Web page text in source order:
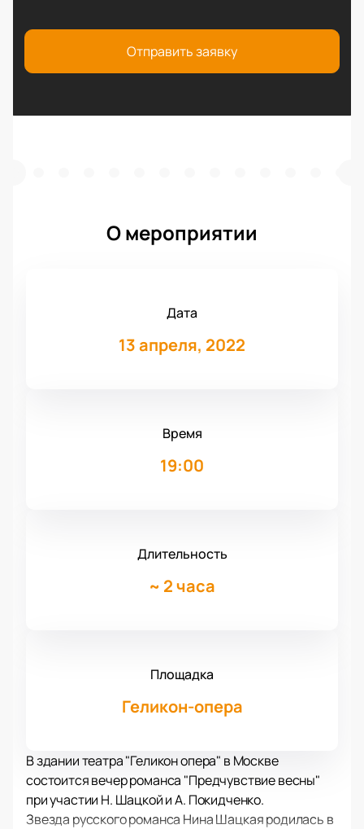
Отправить заявку
О мероприятии
Дата
13 апреля, 2022
Время
19:00
Длительность
~ 2 часа
Площадка
Геликон-опера
В здании театра "Геликон опера" в Москве
состоится вечер романса "Предчувствие весны"
при участии Н. Шацкой и А. Покидченко.
Звезда русского романса Нина Шацкая родилась в